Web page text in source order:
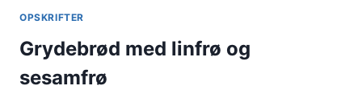
OPSKRIFTER
Grydebrød med linfrø og
sesamfrø